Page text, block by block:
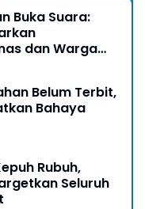
Buka Suara:
dan Warga
Belum Terbit,
Bahaya
Rubuh,
Seluruh